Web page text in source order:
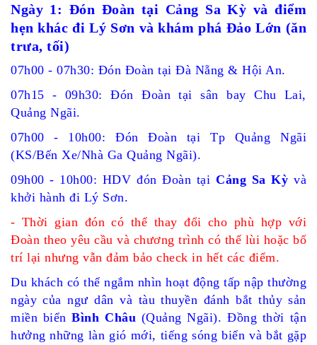
Ngày 1: Đón Đoàn tại Cảng Sa Kỳ và điểm
hẹn khác điLý Sơn và khám phá Đảo Lớn (ăn
trưa, tối)
07h00 - 07h30: Đón Đoàn tại Đà Nẵng & Hội An.
07h15 - 09h30: Đón Đoàn tại sân bay Chu Lai,
Quảng Ngãi.
07h00 - 10h00: Đón Đoàn tại Tp Quảng Ngãi
(KS/Bến Xe/Nhà Ga Quảng Ngãi).
09h00 - 10h00: HDV đón Đoàn tạiCảng Sa Kỳ và
khởi hành đi Lý Sơn.
- Thời gian đón có thể thay đổi cho phù hợp với
Đoàn theo yêu cầu và chương trình có thể lùi hoặc bố
trí lại nhưng vẫn đảm bảo check in hết các điểm.
Du khách có thể ngắm nhìn hoạt động tấp nập thường
ngày của ngư dân và tàu thuyền đánh bắt thủy sản
miền biểnBình Châu (Quảng Ngãi). Đồng thời tận
hưởng những làn gió mới, tiếng sóng biển và bắt gặp